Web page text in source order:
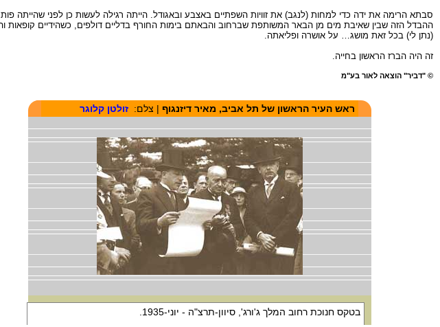
סבתא הרימה את ידה כדי למחות (לנגב) את זוויות השפתיים באצבע ובאגודל. הייתה רגילה לעשות כן לפני
ההבדל הזה שבין שאיבת מים מן הבאר המשותפת שברחוב והבאתם בימות החורף בדליים דולפים, כשהידיים
(נתן לי) בכל זאת מושג… על אושרה ופליאתה.
זה היה הברז הראשון בחייה.
© "דביר" הוצאה לאור בע"מ